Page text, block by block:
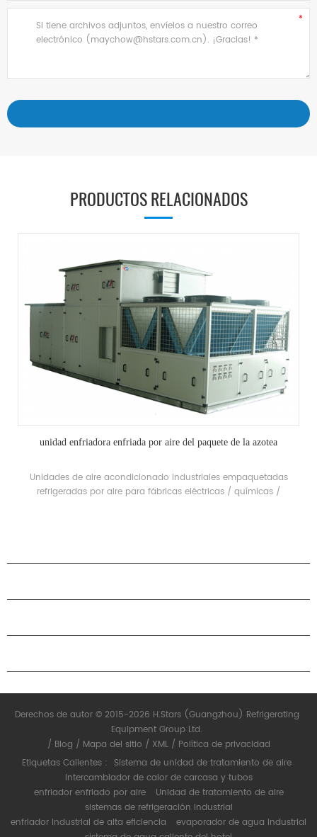
PRODUCTOS RELACIONADOS
unidad enfriadora enfriada por aire del paquete de la azotea
Unidades de aire acondicionado industriales empaquetadas
refrigeradas por aire para fábricas eléctricas / químicas /
ventilación marina
Derechos de autor © 2015-2026 H.Stars (Guangzhou) Refrigerating
Equipment Group Ltd.
/ Blog / Mapa del sitio / XML/ Política de privacidad
Etiquetas Calientes :
Sistema de unidad de tratamiento de aire
Intercambiador de calor de carcasa y tubos
enfriador enfriado por aire
Unidad de tratamiento de aire
sistemas de refrigeración industrial
enfriador industrial de alta eficiencia
evaporador de agua industrial